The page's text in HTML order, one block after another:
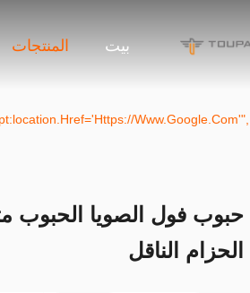
بيت المنتجات
www.google.com'",
حبوب فول الصويا الحبوب
الحزام الناقل